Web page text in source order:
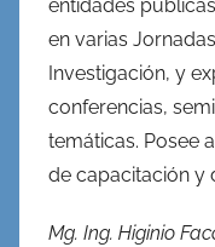
entidades
en varias
Investigación, y
conferencias,
temáticas. Posee
de capacitación y
Mg. Ing. Higinio